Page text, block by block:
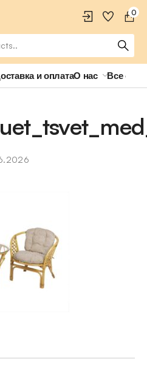
0
и оплатаО нас Все о